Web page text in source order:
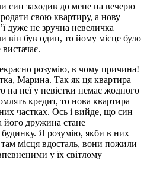
син заходив до мене на вечерю
свою квартиру, а нову
дуже не зручна невеличка
він був один, то йому місце було
розумію, в чому причина!
Марина. Так як ця квартира
на неї у невістки немає жодного
кредит, то нова квартира
частках. Ось і вийде, що син
його дружина стане
Я розумію, якби в них
місця вдосталь, вони пожили
у їх світлому